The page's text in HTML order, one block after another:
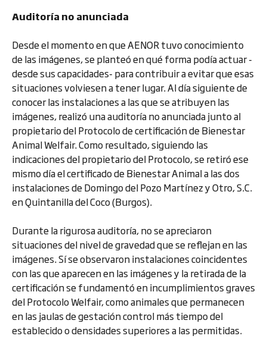
Auditoría no anunciada
Desde el momento en que AENOR tuvo conocimiento
de las imágenes, se planteó en qué forma podía actuar -
desde sus capacidades- para contribuir a evitar que esas
situaciones volviesen a tener lugar. Al día siguiente de
conocer las instalaciones a las que se atribuyen las
imágenes, realizó una auditoría no anunciada junto al
propietario del Protocolo de certificación de Bienestar
Animal Welfair. Como resultado, siguiendo las
indicaciones del propietario del Protocolo, se retiró ese
mismo día el certificado de Bienestar Animal a las dos
instalaciones de Domingo del Pozo Martínez y Otro, S.C.
en Quintanilla del Coco (Burgos).
Durante la rigurosa auditoría, no se apreciaron
situaciones del nivel de gravedad que se reflejan en las
imágenes. Sí se observaron instalaciones coincidentes
con las que aparecen en las imágenes y la retirada de la
certificación se fundamentó en incumplimientos graves
del Protocolo Welfair, como animales que permanecen
en las jaulas de gestación control más tiempo del
establecido o densidades superiores a las permitidas.